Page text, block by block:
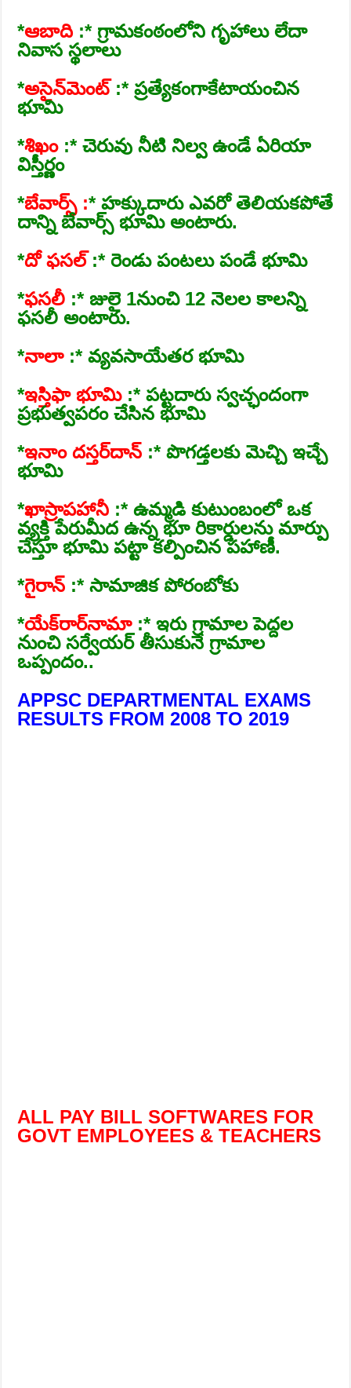
*ఆబాది :* గ్రామకంఠంలోని గృహాలు లేదా
నివాస స్థలాలు
*అసైన్‌మెంట్‌ :* ప్రత్యేకంగాకేటాయంచిన
భూమి
*శిఖం:* చెరువు నీటి నిల్వ ఉండే ఏరియా
విస్తీర్ణం
*బేవార్స్‌ :* హక్కుదారు ఎవరో తెలియకపోతే
దాన్ని బేవార్స్‌ భూమి అంటారు.
*దో ఫసల్‌:* రెండు పంటలు పండే భూమి
*ఫసలీ :* జులై 1నుంచి 12 నెలల కాలన్ని
ఫసలీ అంటారు.
*నాలా:* వ్యవసాయేతర భూమి
*ఇస్తిఫా భూమి:* పట్టదారు స్వచ్ఛందంగా
ప్రభుత్వపరం చేసిన భూమి
*ఇనాం దస్తర్‌దాన్ ‌ :* పొగడ్తలకు మెచ్చి ఇచ్చే
భూమి
*ఖాస్రాపహానీ :* ఉమ్మడి కుటుంబంలో ఒక
వ్యక్తి పేరుమీద ఉన్న భూ రికార్డులను మార్పు
చేస్తూ భూమి పట్టా కల్పించిన పహాణీ.
*గైరాన్‌ :* సామాజిక పోరంబోకు
*యేక్‌రార్‌నామా:* ఇరు గ్రామాల పెద్దల
నుంచి సర్వేయర్‌ తీసుకునే గ్రామాల
ఒప్పందం..
APPSC DEPARTMENTAL EXAMS
RESULTS FROM 2008 TO 2019
ALL PAY BILL SOFTWARES FOR
GOVT EMPLOYEES & TEACHERS